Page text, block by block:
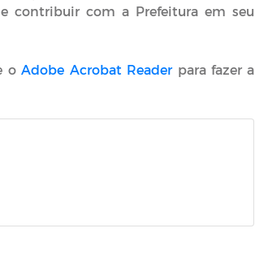
contribuir com a Prefeitura em seu
oAdobe Acrobat Readerpara fazer a